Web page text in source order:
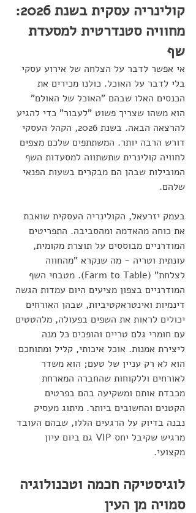
קולינריה עסקית בשנת 2026:
מחוויה סטנדרטית למסעדת
שף
אי אפשר לדבר על הצלחה של אירוע עסקי
בלי לדבר על האוכל. כולנו מכירים את
הכנסים האלו שבהם "האוכל של האולם"
הוא משהו שצריך פשוט "לעבור" כדי להגיע
להרצאה הבאה. בשנת 2026, הקהל העסקי
דורש הרבה יותר. המשתתפים שלכם מצפים
לחוויה קולינרית שתשתווה למסעדות השף
המובילות שבהן הם מבקרים בשעות הפנאי
שלהם.
בעמק יזרעאל, הקולינריה העסקית שואבת
את כוחה מהאדמה ומהסביבה. התפריטים
המודרניים מבוססים על תוצרת מקומית,
עונתית וטריה - מה שנקרא "מהחווה
לצלחת" (Farm to Table). מטבחי השף
המודרניים בצפון מציעים היום עמדות הגשה
דינמיות ואינטראקטיביות, שבהן האורחים
יכולים לראות את השפים בפעולה, מלהטטים
עם חומרי גלם טריים והופכים כל מנה
ליצירת אמנות. אוכל איכותי, קליל ומתוחכם
הוא לא רק עניין של טעם; הוא משדר
לאורחים וללקוחות שהחברה המארחת
מכבדת אותם ומשקיעה בהם בפרטים
הקטנים והחשובים ביותר. מיתוג מעסיק
נבנה בדיוק על הרגעים הללו, שבהם העובד
מרגיש שקיבל יחס VIP גם ביום עיון
מקצועי.
לוגיסטיקה חכמה וטכנולוגיה
סמויה מן העין